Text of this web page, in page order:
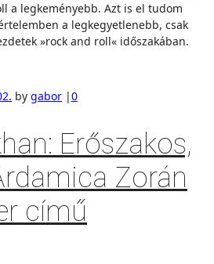
a legkeményebb. Azt is el tudom
a legkegyetlenebb, csak
»rock and roll« időszakában.
by gabor |0
Erőszakos,
Zorán
című